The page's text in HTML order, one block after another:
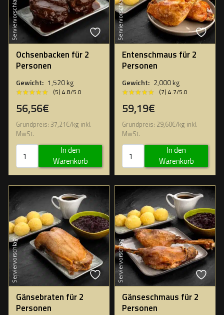
Serviervorschlag
Ochsenbacken für 2
Personen
Gewicht: 1,520 kg
★★★★★
★★★★★ (5) 4.8/5.0
56,56€
Grundpreis: 37,21€/kg inkl.
MwSt.
In den
Warenkorb
Serviervorschlag
Entenschmaus für 2
Personen
Gewicht: 2,000 kg
★★★★★
★★★★★ (7) 4.7/5.0
59,19€
Grundpreis: 29,60€/kg inkl.
MwSt.
In den
Warenkorb
Serviervorschlag
Gänsebraten für 2
Personen
Serviervorschlag
Gänseschmaus für 2
Personen